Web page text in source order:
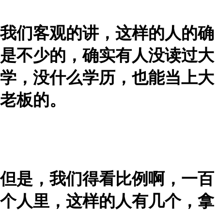
我们客观的讲，这样的人的确
是不少的，确实有人没读过大
学，没什么学历，也能当上大
老板的。
但是，我们得看比例啊，一百
个人里，这样的人有几个，拿